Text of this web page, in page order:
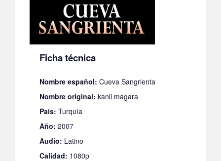
Ficha técnica
Nombre español: Cueva Sangrienta
Nombre original: kanli magara
País: Turquía
Año: 2007
Audio: Latino
Calidad: 1080p